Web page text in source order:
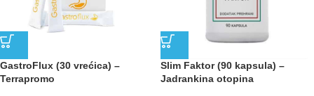
GastroFlux (30 vrećica) –
Terrapromo
Slim Faktor (90 kapsula) –
Jadrankina otopina